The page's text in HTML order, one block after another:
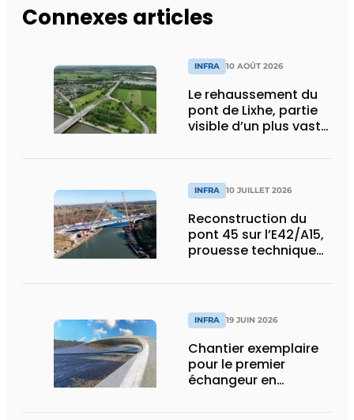
Connexes articles
INFRA 10 AOÛT 2026
Le rehaussement du
pont de Lixhe, partie
visible d’un plus vaste
INFRA 10 JUILLET 2026
Reconstruction du
pont 45 sur l’E42/A15,
prouesse technique
INFRA 19 JUIN 2026
Chantier exemplaire
pour le premier
échangeur en